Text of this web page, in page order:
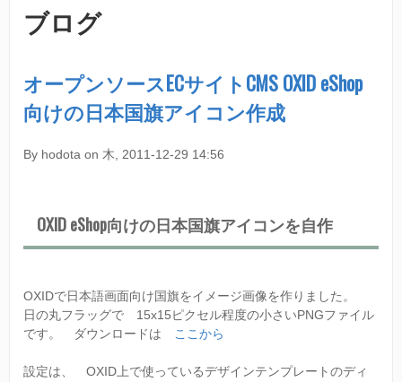
m
在
ブログ
オープンソースECサイトCMS OXID eShop
向けの日本国旗アイコン作成
By hodota on 木, 2011-12-29 14:56
OXID eShop向けの日本国旗アイコンを自作
OXIDで日本語画面向け国旗をイメージ画像を作りました。
日の丸フラッグで 15x15ピクセル程度の小さいPNGファイル
です。 ダウンロードは ここから
設定は、 OXID上で使っているデザインテンプレートのディ